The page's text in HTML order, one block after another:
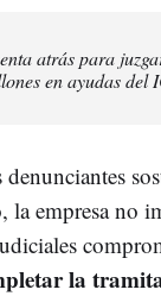
atrás para
en ayudas del
la empresa no
la